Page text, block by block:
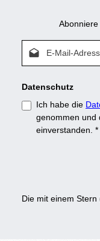
Datenschutz
Ich habe die
genommen und
einverstanden. *
Die mit einem